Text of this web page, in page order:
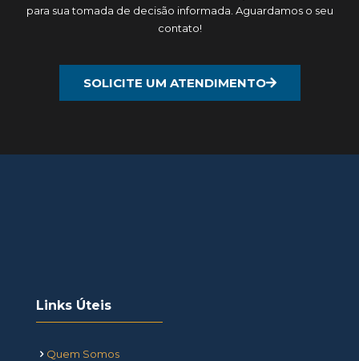
para sua tomada de decisão informada. Aguardamos o seu
contato!
SOLICITE UM ATENDIMENTO
Links Úteis
Quem Somos